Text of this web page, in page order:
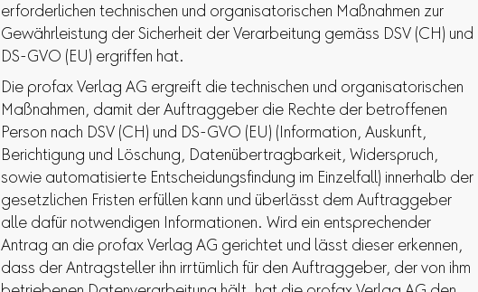
erforderlichen technischen und organisatorischen Maßnahmen zur
Gewährleistung der Sicherheit der Verarbeitung gemäss DSV (CH) und
DS-GVO (EU) ergriffen hat.
Die profax Verlag AG ergreift die technischen und organisatorischen
Maßnahmen, damit der Auftraggeber die Rechte der betroffenen
Person nach DSV (CH) und DS-GVO (EU) (Information, Auskunft,
Berichtigung und Löschung, Datenübertragbarkeit, Widerspruch,
sowie automatisierte Entscheidungsfindung im Einzelfall) innerhalb der
gesetzlichen Fristen erfüllen kann und überlässt dem Auftraggeber
alle dafür notwendigen Informationen. Wird ein entsprechender
Antrag an die profax Verlag AG gerichtet und lässt dieser erkennen,
dass der Antragsteller ihn irrtümlich für den Auftraggeber, der von ihm